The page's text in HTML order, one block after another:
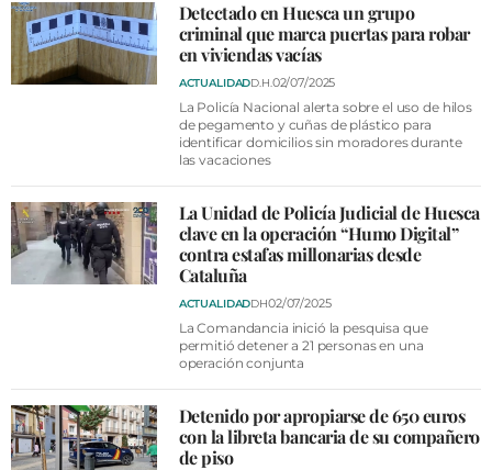
FARMACIAS
HORÓSCOPO
CLUB DEL AMIGO MILITANTE
INICIAR SESIÓN
Detectado en Huesca un grupo
criminal que marca puertas para robar
en viviendas vacías
ACTUALIDADD.H. 02/07/2025
La Policía Nacional alerta sobre el uso de hilos
de pegamento y cuñas de plástico para
identificar domicilios sin moradores durante
las vacaciones
La Unidad de Policía Judicial de Huesca
clave en la operación “Humo Digital”
contra estafas millonarias desde
Cataluña
ACTUALIDADDH02/07/2025
La Comandancia inició la pesquisa que
permitió detener a 21 personas en una
operación conjunta
Detenido por apropiarse de 650 euros
con la libreta bancaria de su compañero
de piso